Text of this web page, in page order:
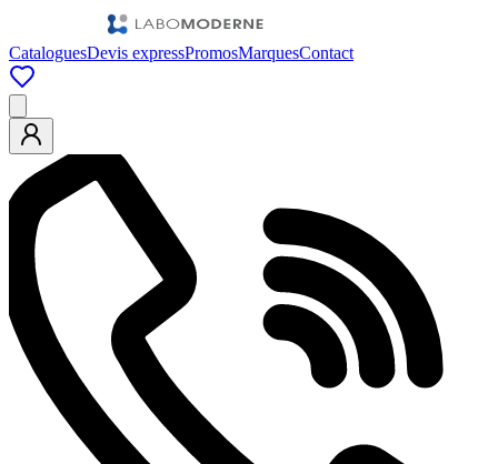
CataloguesDevis expressPromosMarquesContact